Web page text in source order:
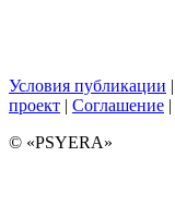
Условия публикации |
проект | Соглашение |
© «PSYERA»